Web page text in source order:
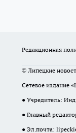
Редакционная
© Липецкие
Сетевое издание
● Учредитель:
● Главный
● Эл.почта: